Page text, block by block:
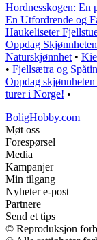
Hordnesskogen: En
En Utfordrende og
Haukeliseter
Oppdag
Naturskjønnhet •
• Fjellsætra og
Oppdag
turer i Norge! •
BoligHobby.com
Møt oss
Forespørsel
Media
Kampanjer
Min tilgang
Nyheter e-post
Partnere
Send et tips
© Reproduksjon